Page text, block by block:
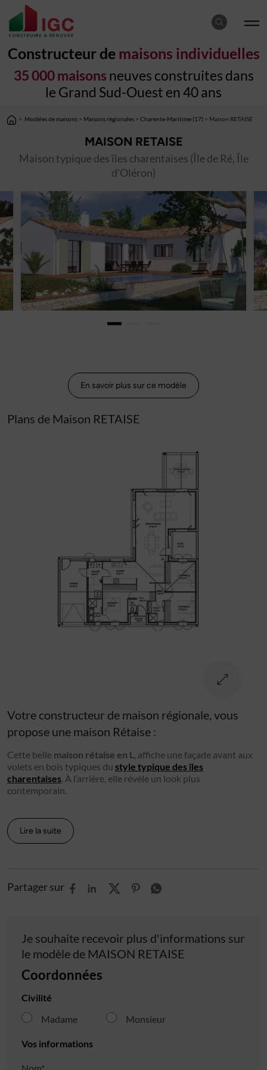
Constructeur de maisons individuelles
35 000 maisons neuves construites dans
le Grand Sud-Ouest en 40 ans
> Modèles de maisons > Maisons régionales > Charente-Maritime (17) > Maison RETAISE
MAISON RETAISE
Maison typique des îles charentaises (Île de Ré, Île
d'Oléron)
En savoir plus sur ce modèle
Plans de Maison RETAISE
Votre constructeur de maison régionale, vous
propose une maison Rétaise :
Cette belle maison rétaise en L, affiche une façade avant aux
volets en bois typiques du style typique des îles
charentaises. À l’arrière, elle révèle un look plus
contemporain.
Lire la suite
Partager sur
Je souhaite recevoir plus d'informations sur
le modèle de MAISON RETAISE
Coordonnées
Civilité
Madame
Monsieur
Vos informations